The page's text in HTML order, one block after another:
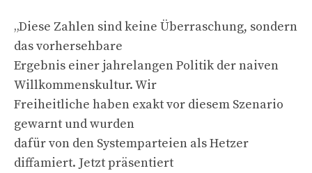
„Diese Zahlen sind keine Überraschung, sondern
das vorhersehbare
Ergebnis einer jahrelangen Politik der naiven
Willkommenskultur. Wir
Freiheitliche haben exakt vor diesem Szenario
gewarnt und wurden
dafür von den Systemparteien als Hetzer
diffamiert. Jetzt präsentiert